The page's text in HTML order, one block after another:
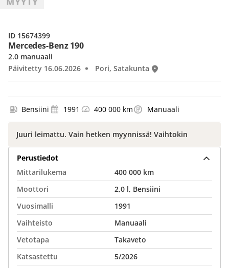
Mercedes-Benz 190
2.0 manuaali
Päivitetty 16.06.2026
Pori, Satakunta
ID 15674399
Bensiini 1991 400 000 km Manuaali
Juuri leimattu. Vain hetken myynnissä! Vaihtokin
Perustiedot
Mittarilukema
400 000 km
Moottori
2,0 l, Bensiini
Vuosimalli
1991
Vaihteisto
Manuaali
Vetotapa
Takaveto
Katsastettu
5/2026